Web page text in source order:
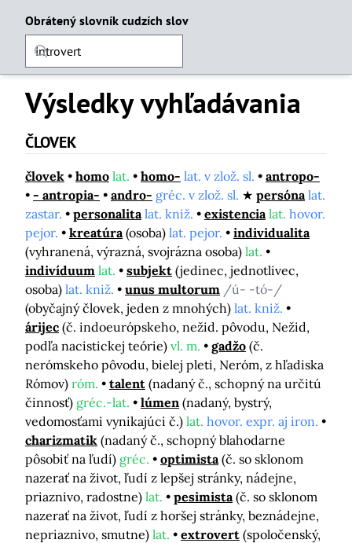
Obrátený slovník cudzích slov
Výsledky vyhľadávania
ČLOVEK
človek homo lat. homo- lat. v zlož. sl.
antropo-
- antropia-
andro- gréc. v zlož. sl. persóna lat.
zastar.
personalita lat. kniž. existencia lat. hovor.
pejor.
kreatúra (osoba) lat. pejor.
individualita
(vyhranená, výrazná, svojrázna osoba) lat.
indivíduum lat. subjekt (jedinec, jednotlivec,
osoba) lat. kniž. unus multorum /ú- -tó-/
(obyčajný človek, jeden z mnohých) lat. kniž.
árijec (č. indoeurópskeho, nežid. pôvodu, Nežid,
podľa nacistickej teórie) vl. m. gadžo (č.
nerómskeho pôvodu, bielej pleti, Neróm, z hľadiska
Rómov) róm. talent (nadaný č., schopný na určitú
činnosť) gréc.-lat. lúmen (nadaný, bystrý,
vedomosťami vynikajúci č.) lat. hovor. expr. aj iron.
charizmatik (nadaný č., schopný blahodarne
pôsobiť na ľudí) gréc. optimista (č. so sklonom
nazerať na život, ľudí z lepšej stránky, nádejne,
priaznivo, radostne) lat. pesimista (č. so sklonom
nazerať na život, ľudí z horšej stránky, beznádejne,
nepriaznivo, smutne) lat. extrovert (spoločenský,